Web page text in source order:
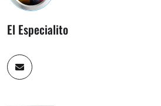
El Especialito